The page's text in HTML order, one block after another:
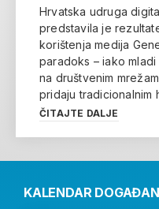
Hrvatska udruga
predstavila je
korištenja medija
paradoks – iako
na društvenim
pridaju tradicionalnim
ČITAJTE DALJE
KALENDAR